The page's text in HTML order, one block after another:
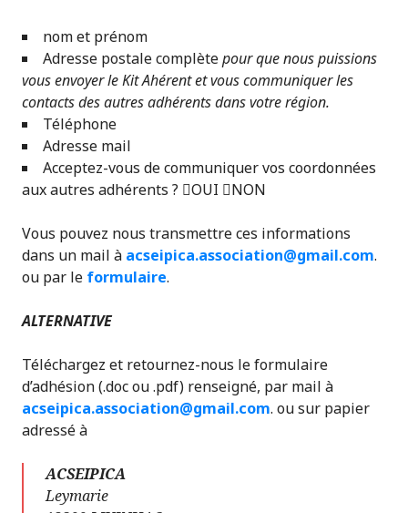
nom et prénom
Adresse postale complètepour que nous puissions
vous envoyer le Kit Ahérent et vous communiquer les
contacts des autres adhérents dans votre région.
Téléphone
Adresse mail
Acceptez-vous de communiquer vos coordonnées
aux autres adhérents ? OUI NON
Vous pouvez nous transmettre ces informations
dans un mail à acseipica.association@gmail.com.
ou par le formulaire.
ALTERNATIVE
Téléchargez et retournez-nous le formulaire
d’adhésion (.doc ou .pdf) renseigné, par mail à
acseipica.association@gmail.com. ou sur papier
adressé à
ACSEIPICA
Leymarie